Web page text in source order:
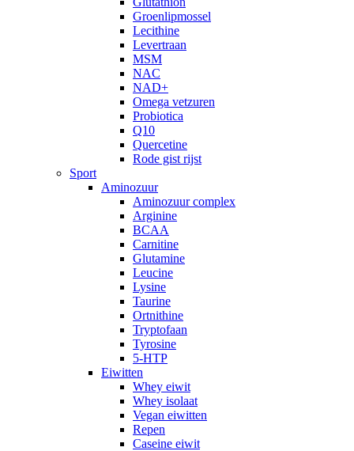
Groenlipmossel
Lecithine
Levertraan
MSM
NAC
NAD+
Omega vetzuren
Probiotica
Q10
Quercetine
Rode gist rijst
Sport
Aminozuur
Aminozuur complex
Arginine
BCAA
Carnitine
Glutamine
Leucine
Lysine
Taurine
Ortnithine
Tryptofaan
Tyrosine
5-HTP
Eiwitten
Whey eiwit
Whey isolaat
Vegan eiwitten
Repen
Caseine eiwit